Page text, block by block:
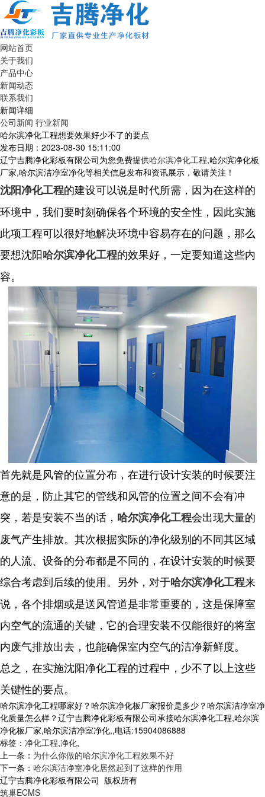
网站首页
关于我们
产品中心
新闻动态
联系我们
新闻详细
公司新闻 行业新闻
哈尔滨净化工程想要效果好少不了的要点
发布日期：2023-08-30 15:11:00
辽宁吉腾净化彩板有限公司为您免费提供哈尔滨净化工程,哈尔滨净化板
厂家,哈尔滨洁净室净化等相关信息发布和资讯展示，敬请关注！
沈阳净化工程的建设可以说是时代所需，因为在这样的
环境中，我们要时刻确保各个环境的安全性，因此实施
此项工程可以很好地解决环境中容易存在的问题，那么
要想沈阳哈尔滨净化工程的效果好，一定要知道这些内
容。
首先就是风管的位置分布，在进行设计安装的时候要注
意的是，防止其它的管线和风管的位置之间不会有冲
突，若是安装不当的话， 哈尔滨净化工程会出现大量的
废气产生排放。 其次根据实际的净化级别的不同其区域
的人流、设备的分布都是不同的，在设计安装的时候要
综合考虑到后续的使用。另外， 对于哈尔滨净化工程来
说，各个排烟或是送风管道是非常重要的，这是保障室
内空气的流通的关键，它的合理安装不仅能很好的将室
内废气排放出去，也能确保室内空气的洁净新鲜度。
总之，在实施沈阳净化工程的过程中，少不了以上这些
关键性的要点。
哈尔滨净化工程哪家好？哈尔滨净化板厂家报价是多少？哈尔滨洁净室净
化质量怎么样？辽宁吉腾净化彩板有限公司承接哈尔滨净化工程,哈尔滨
净化板厂家,哈尔滨洁净室净化,,电话:15904086888
标签： 净化工程,净化,
上一条： 为什么你做的哈尔滨净化工程效果不好
下一条： 哈尔滨洁净室净化居然起到了这样的作用
辽宁吉腾净化彩板有限公司 版权所有
筑巢ECMS